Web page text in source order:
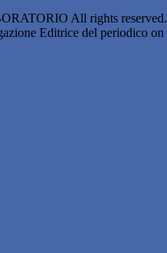
All rights reserved.
Editrice del periodico